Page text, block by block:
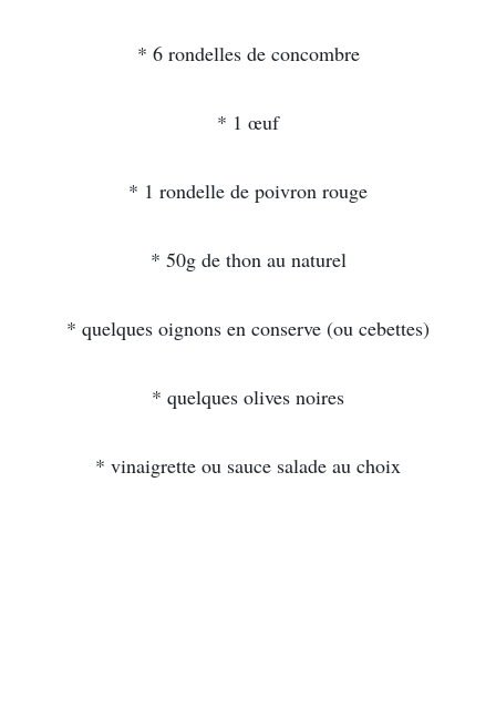
* 6 rondelles de concombre
* 1 œuf
* 1 rondelle de poivron rouge
* 50g de thon au naturel
* quelques oignons en conserve (ou cebettes)
* quelques olives noires
* vinaigrette ou sauce salade au choix